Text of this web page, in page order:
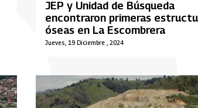
Jueves, 19 Diciembre , 2024
JEP y Unidad de Búsqueda
encontraron primeras
óseas en La Escombrera